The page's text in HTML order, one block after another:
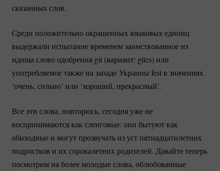
сказанных слов.
Среди положительно окрашенных языковых единиц
выдержали испытание временем заимствованное из
идиша слово одобрения git (вариант: gites) или
употребляемое также на западе Украины fest в значениях
‘очень, сильно’ или ‘хороший, прекрасный’.
Все эти слова, повторюсь, сегодня уже не
воспринимаются как сленговые: они бытуют как
обиходные и могут прозвучать из уст пятнадцатилетних
подростков и их сорокалетних родителей. Давайте теперь
посмотрим на более молодые слова, облюбованные